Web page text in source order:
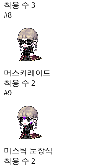
착용 수 3
#8
머스커레이드
착용 수 2
#9
미스틱 눈장식
착용 수 2